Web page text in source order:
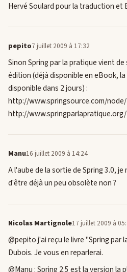
Hervé Soulard pour la traduction et
pepito7 juillet 2009 à 17:32
Sinon Spring par la pratique vient
édition (déjà disponible en eBook,
disponible dans 2 jours) :
http://www.springsource.com/
http://www.springparlapratique.org/
Manu16 juillet 2009 à 14:24
A l'aube de la sortie de Spring 3.0,
d'être déjà un peu obsolète non ?
Nicolas Martignole17 juillet 2009 à
@pepito j'ai reçu le livre "Spring par
Dubois. Je vous en reparlerai.
@Manu : Spring 2.5 est la version la